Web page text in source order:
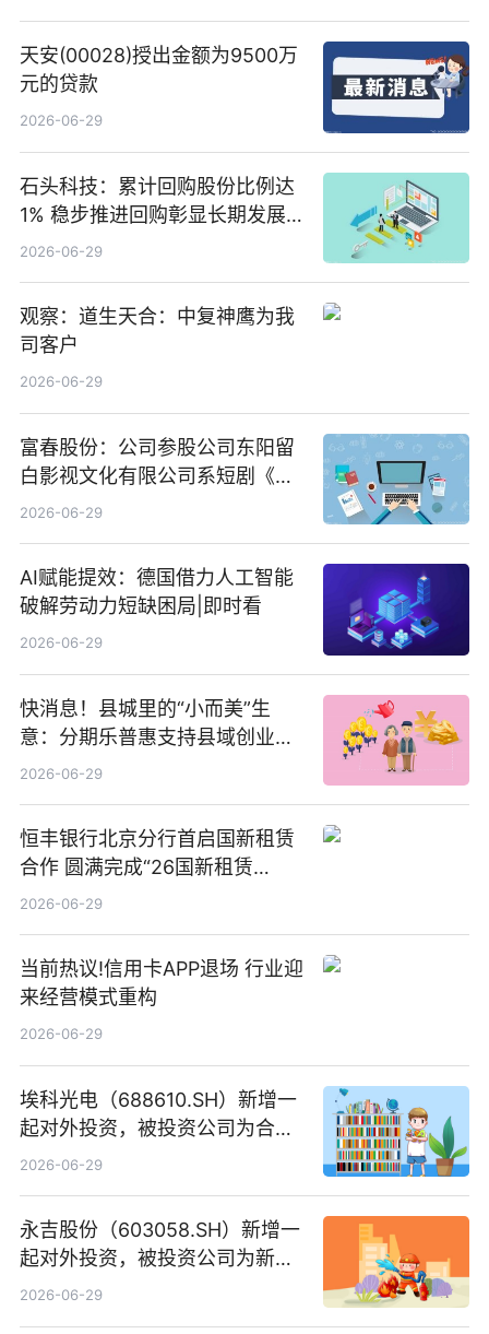
天安(00028)授出金额为9500万
元的贷款
2026-06-29
石头科技：累计回购股份比例达
1% 稳步推进回购彰显长期发展
信心 新动态
2026-06-29
观察：道生天合：中复神鹰为我
司客户
2026-06-29
富春股份：公司参股公司东阳留
白影视文化有限公司系短剧《风
声之双生谜局》的出品方 热门看
2026-06-29
AI赋能提效：德国借力人工智能
破解劳动力短缺困局|即时看
2026-06-29
快消息！县城里的“小而美”生
意：分期乐普惠支持县域创业者
扎根生长
2026-06-29
恒丰银行北京分行首启国新租赁
合作 圆满完成“26国新租赁
SCP003”发行_焦点精选
2026-06-29
当前热议!信用卡APP退场 行业迎
来经营模式重构
2026-06-29
埃科光电（688610.SH）新增一
起对外投资，被投资公司为合肥
元随信息技术有限公司
2026-06-29
永吉股份（603058.SH）新增一
起对外投资，被投资公司为新绘
纪（重庆）科技有限公司
2026-06-29